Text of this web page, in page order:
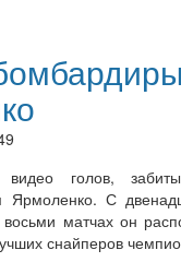
голов,
Ярмоленко. С
восьми матчах он
снайперов